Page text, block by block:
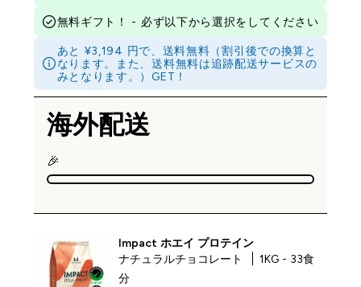
無料ギフト！ - 必ず以下から選択をしてください
あと ¥3,194 円で、送料無料（割引後での換算と
なります。また、送料無料は追跡配送サービスの
みとなります。）GET！
海外配送
🎉
Impact ホエイ プロテイン
ナチュラルチョコレート
1KG - 33食
分